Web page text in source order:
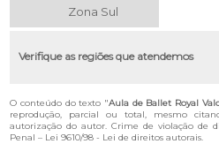
Zona Sul
Verifique as regiões que atendemos
O conteúdo do texto "Aula de Ballet Royal
reprodução, parcial ou total, mesmo
autorização do autor. Crime de violação de
Penal – Lei 9610/98 - Lei de direitos autorais.